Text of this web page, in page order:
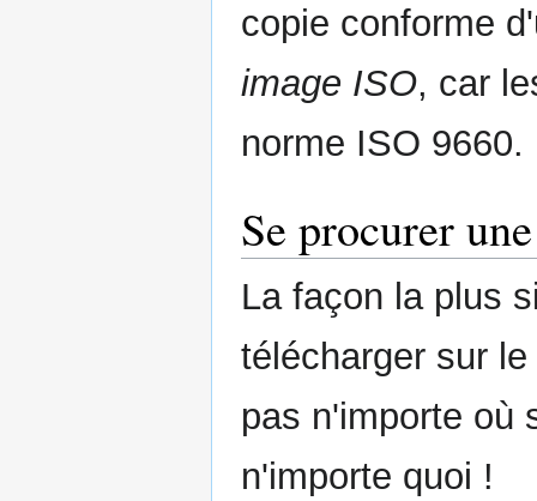
copie conforme
image ISO, car
norme ISO 9660.
Se procurer
La façon la plus
télécharger sur
pas n'importe où
n'importe quoi !